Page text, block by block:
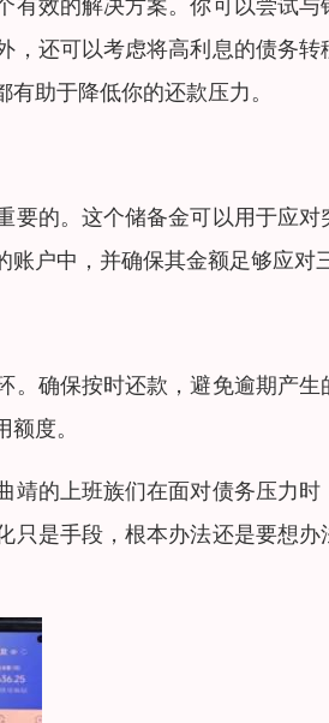
还可以考虑将高利息的债务
助于降低你的还款压力。
的。这个储备金可以用于应
户中，并确保其金额足够应对
。确保按时还款，避免逾期产
度。
的上班族们在面对债务压力
只是手段，根本办法还是要想